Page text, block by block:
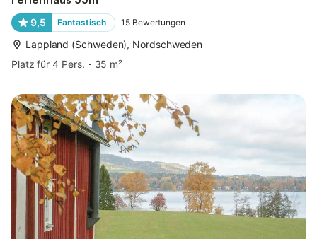
9,5 Fantastisch 15 Bewertungen
Lappland (Schweden), Nordschweden
Platz für 4 Pers.
35 m²